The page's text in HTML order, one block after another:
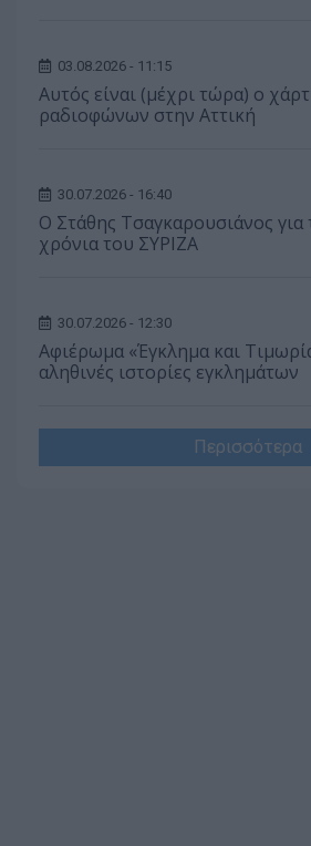
03.08.2026 - 11:15
Αυτός είναι (μέχρι τώρα) ο
ραδιοφώνων στην Αττική
30.07.2026 - 16:40
Ο Στάθης Τσαγκαρουσιάνος για
χρόνια του ΣΥΡΙΖΑ
30.07.2026 - 12:30
Αφιέρωμα «Έγκλημα και
αληθινές ιστορίες εγκλημάτων
Περισσότερα